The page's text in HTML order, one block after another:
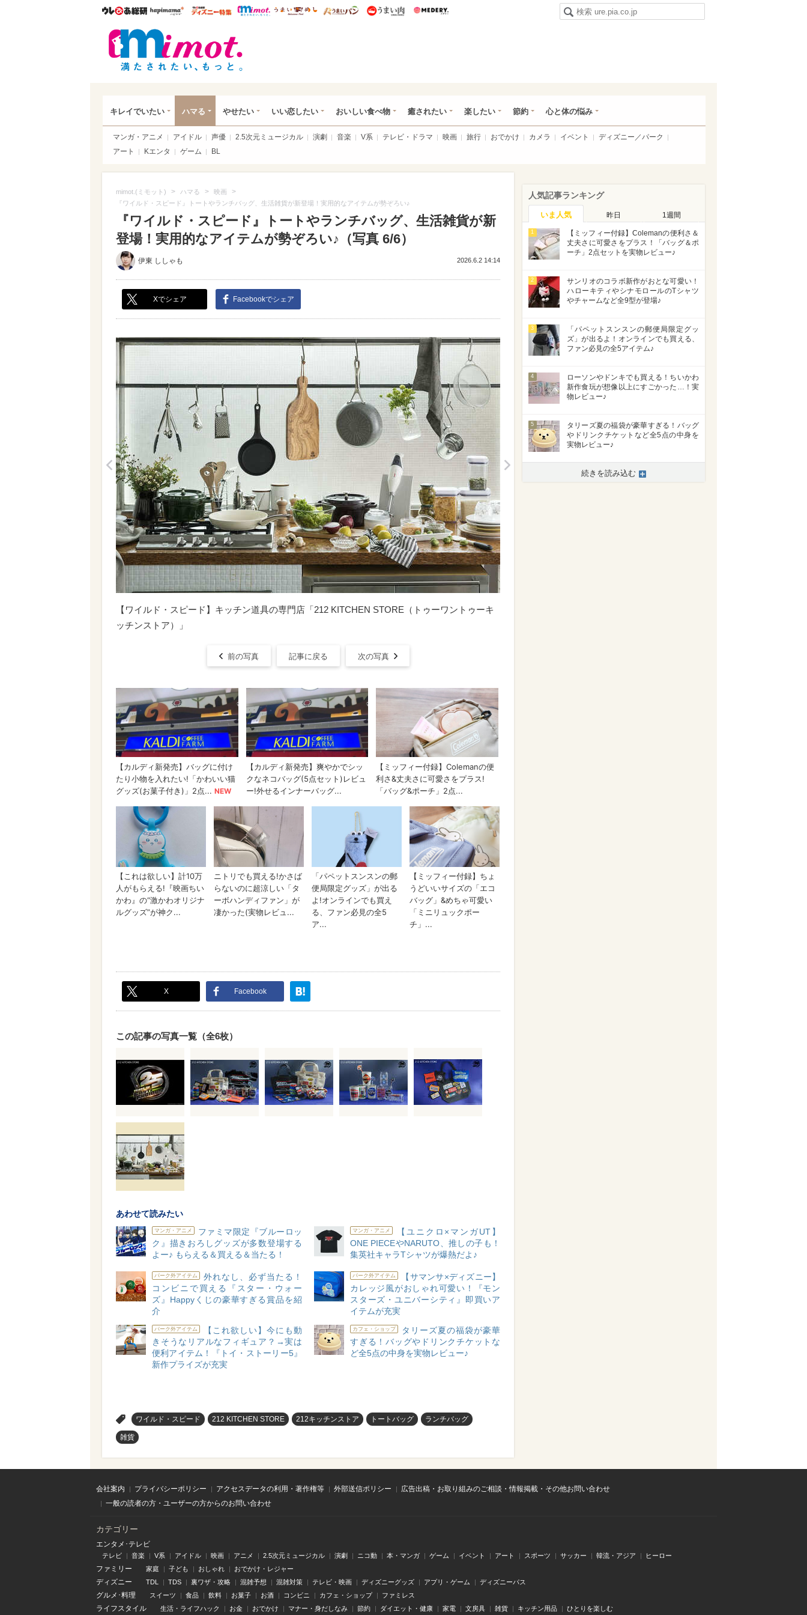
ウレぴあ総研ハピママ* ウレぴあ総研 ディズニー特集
mimot. うまいめし うまいパン うまい肉
キレイでいたい ハマる やせたい いい恋したい おいしい食べ物 癒されたい 楽したい 節約 心と体の悩み
マンガ・アニメ アイドル 声優 2.5次元ミュージカル 演劇 音楽 V系 テレビ・ドラマ 映画 旅行 おでかけ カメラ イベント
ディズニー／パーク
アート
Kエンタ ゲーム BL
mimot.(ミモット) > ハマる > 映画 >
『ワイルド・スピード』トートやランチバッグ、生活雑貨が新登場！実用的なアイテムが勢ぞろい♪
『ワイルド・スピード』トートやランチバッグ、生活雑貨が新
登場！実用的なアイテムが勢ぞろい♪（写真 6/6）
伊東 ししゃも 2026.6.2 14:14
Xでシェア Facebookでシェア
>
【ワイルド・スピード】キッチン道具の専門店「212 KITCHEN STORE（トゥーワントゥーキ
ッチンストア）」
前の写真 記事に戻る 次の写真
X Facebook
この記事の写真一覧（全6枚）
あわせて読みたい
マンガ・アニメ
ファミマ限定『ブルーロッ
ク』描きおろしグッズが多数登場する
よー♪ もらえる＆買える＆当たる！
マンガ・アニメ
【ユニクロ×マンガUT】
ONE PIECEやNARUTO、推しの子も！
集英社キャラTシャツが爆熱だよ♪
パーク外アイテム
外れなし、必ず当たる！
コンビニで買える『スター・ウォー
ズ』Happyくじの豪華すぎる賞品を紹
介
パーク外アイテム
【サマンサ×ディズニー】
カレッジ風がおしゃれ可愛い！『モン
スターズ・ユニバーシティ』即買いア
イテムが充実
パーク外アイテム
【これ欲しい】今にも動
きそうなリアルなフィギュア？→実は
便利アイテム！『トイ・ストーリー5』
新作プライズが充実
カフェ・ショップ
タリーズ夏の福袋が豪華
すぎる！バッグやドリンクチケットな
ど全5点の中身を実物レビュー♪
ワイルド・スピード 212 KITCHEN STORE 212キッチンストア トートバッグ ランチバッグ
雑貨
人気記事ランキング
いま人気 昨日 1週間
1
【ミッフィー付録】Colemanの便利さ＆
丈夫さに可愛さをプラス！「バッグ＆ポ
ーチ」2点セットを実物レビュー♪
2
サンリオのコラボ新作がおとな可愛い！
ハローキティやシナモロールのTシャツ
やチャームなど全9型が登場♪
3
「パペットスンスンの郵便局限定グッ
ズ」が出るよ！オンラインでも買える、
ファン必見の全5アイテム♪
4
ローソンやドンキでも買える！ちいかわ
新作食玩が想像以上にすごかった…！実
物レビュー♪
5
タリーズ夏の福袋が豪華すぎる！バッグ
やドリンクチケットなど全5点の中身を
実物レビュー♪
続きを読み込む
会社案内 プライバシーポリシー アクセスデータの利用・著作権等 外部送信ポリシー
広告出稿・お取り組みのご相談・情報掲載・その他お問い合わせ
一般の読者の方・ユーザーの方からのお問い合わせ
カテゴリー
エンタメ･テレビ
テレビ 音楽 V系 アイドル 映画 アニメ 2.5次元ミュージカル 演劇 ニコ動 本・マンガ ゲーム イベント アート スポーツ サッカー 韓流・アジア ヒーロー
ファミリー 家庭 子ども おしゃれ おでかけ・レジャー
ディズニー TDL TDS 裏ワザ・攻略 混雑予想 混雑対策 テレビ・映画 ディズニーグッズ アプリ・ゲーム ディズニーパス
グルメ･料理 スイーツ 食品 飲料 お菓子 お酒 コンビニ カフェ・ショップ ファミレス
ライフスタイル 生活・ライフハック お金 おでかけ マナー・身だしなみ 節約 ダイエット・健康 家電 文房具 雑貨 キッチン用品 ひとりを楽しむ